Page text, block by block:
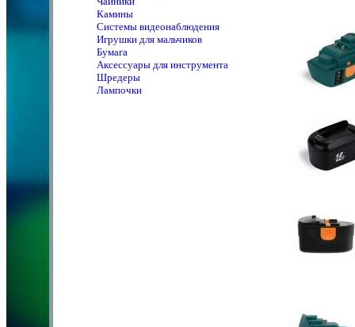
Камины
Системы видеонаблюдения
Игрушки для мальчиков
Бумага
Аксессуары для инструмента
Шредеры
Лампочки